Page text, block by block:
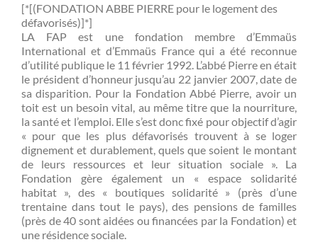
[*[(FONDATION ABBE PIERRE pour le logement des
défavorisés)]*]
LA FAP est une fondation membre d’Emmaüs
International et d’Emmaüs France qui a été reconnue
d’utilité publique le 11 février 1992. L’abbé Pierre en était
le président d’honneur jusqu’au 22 janvier 2007, date de
sa disparition. Pour la Fondation Abbé Pierre, avoir un
toit est un besoin vital, au même titre que la nourriture,
la santé et l’emploi. Elle s’est donc fixé pour objectif d’agir
« pour que les plus défavorisés trouvent à se loger
dignement et durablement, quels que soient le montant
de leurs ressources et leur situation sociale ». La
Fondation gère également un « espace solidarité
habitat », des « boutiques solidarité » (près d’une
trentaine dans tout le pays), des pensions de familles
(près de 40 sont aidées ou financées par la Fondation) et
une résidence sociale.